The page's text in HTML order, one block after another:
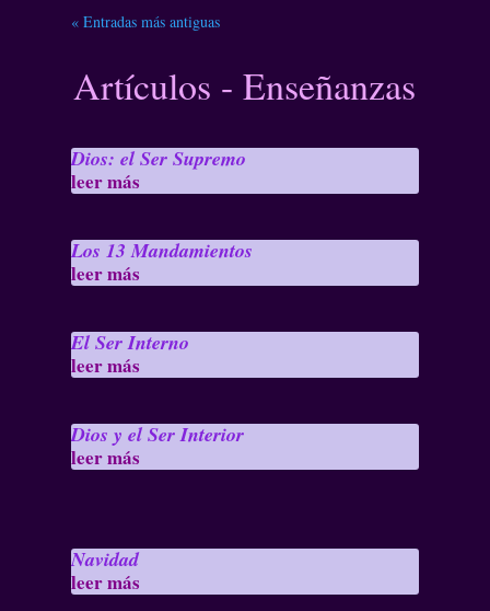
« Entradas más antiguas
Artículos - Enseñanzas
Dios: el Ser Supremo
leer más
Los 13 Mandamientos
leer más
El Ser Interno
leer más
Dios y el Ser Interior
leer más
Navidad
leer más